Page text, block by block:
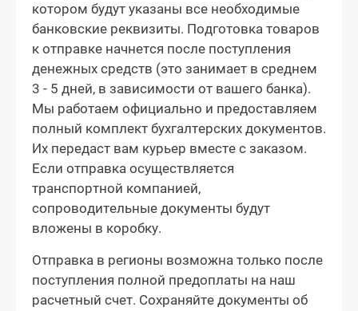
котором будут указаны все необходимые
банковские реквизиты. Подготовка товаров
к отправке начнется после поступления
денежных средств (это занимает в среднем
3 - 5 дней, в зависимости от вашего банка).
Мы работаем официально и предоставляем
полный комплект бухгалтерских документов.
Их передаст вам курьер вместе с заказом.
Если отправка осуществляется
транспортной компанией,
сопроводительные документы будут
вложены в коробку.
Отправка в регионы возможна только после
поступления полной предоплаты на наш
расчетный счет. Сохраняйте документы об